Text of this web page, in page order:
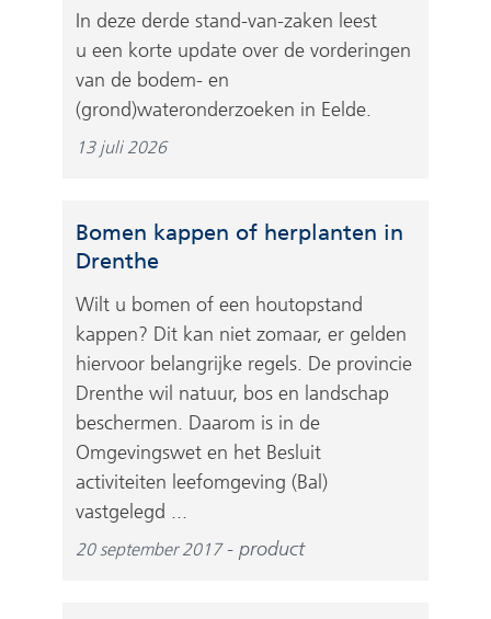
In deze derde stand-van-zaken leest
u een korte update over de vorderingen
van de bodem- en
(grond)wateronderzoeken in Eelde.
13 juli 2026
Bomen kappen of herplanten in
Drenthe
Wilt u bomen of een houtopstand
kappen? Dit kan niet zomaar, er gelden
hiervoor belangrijke regels. De provincie
Drenthe wil natuur, bos en landschap
beschermen. Daarom is in de
Omgevingswet en het Besluit
activiteiten leefomgeving (Bal)
vastgelegd ...
20 september 2017 product